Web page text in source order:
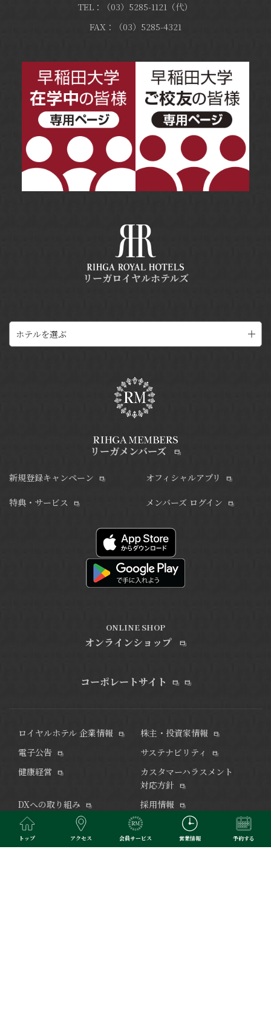
TEL：（03）5285-1121（代）
FAX：（03）5285-4321
リーガロイヤルホテルズ
ホテルを選ぶ
リーガメンバーズ
新規登録キャンペーン
特典・サービス
オフィシャルアプリ
メンバーズ ログイン
ONLINE SHOP
オンラインショップ
コーポレートサイト
ロイヤルホテル 企業情報
株主・投資家情報
電子公告
サステナビリティ
健康経営
カスタマーハラスメント
対応方針
DXへの取り組み
採用情報
メディア・ライブラリ
トップ アクセス 会員サービス 営業情報 予約する